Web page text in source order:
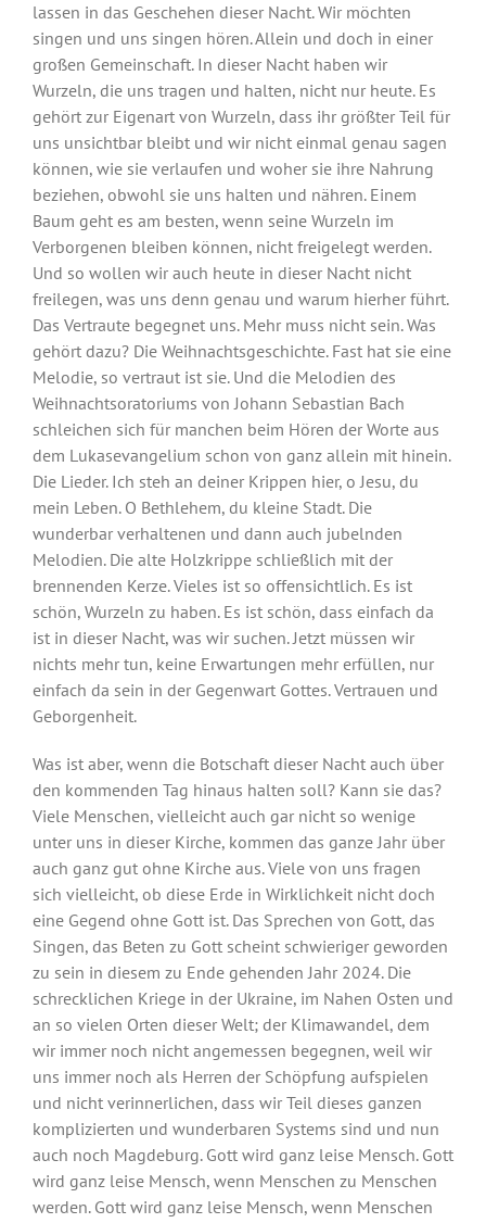
lassen in das Geschehen dieser Nacht. Wir möchten
singen und uns singen hören. Allein und doch in einer
großen Gemeinschaft. In dieser Nacht haben wir
Wurzeln, die uns tragen und halten, nicht nur heute. Es
gehört zur Eigenart von Wurzeln, dass ihr größter Teil für
uns unsichtbar bleibt und wir nicht einmal genau sagen
können, wie sie verlaufen und woher sie ihre Nahrung
beziehen, obwohl sie uns halten und nähren. Einem
Baum geht es am besten, wenn seine Wurzeln im
Verborgenen bleiben können, nicht freigelegt werden.
Und so wollen wir auch heute in dieser Nacht nicht
freilegen, was uns denn genau und warum hierher führt.
Das Vertraute begegnet uns. Mehr muss nicht sein. Was
gehört dazu? Die Weihnachtsgeschichte. Fast hat sie eine
Melodie, so vertraut ist sie. Und die Melodien des
Weihnachtsoratoriums von Johann Sebastian Bach
schleichen sich für manchen beim Hören der Worte aus
dem Lukasevangelium schon von ganz allein mit hinein.
Die Lieder. Ich steh an deiner Krippen hier, o Jesu, du
mein Leben. O Bethlehem, du kleine Stadt. Die
wunderbar verhaltenen und dann auch jubelnden
Melodien. Die alte Holzkrippe schließlich mit der
brennenden Kerze. Vieles ist so offensichtlich. Es ist
schön, Wurzeln zu haben. Es ist schön, dass einfach da
ist in dieser Nacht, was wir suchen. Jetzt müssen wir
nichts mehr tun, keine Erwartungen mehr erfüllen, nur
einfach da sein in der Gegenwart Gottes. Vertrauen und
Geborgenheit.
Was ist aber, wenn die Botschaft dieser Nacht auch über
den kommenden Tag hinaus halten soll? Kann sie das?
Viele Menschen, vielleicht auch gar nicht so wenige
unter uns in dieser Kirche, kommen das ganze Jahr über
auch ganz gut ohne Kirche aus. Viele von uns fragen
sich vielleicht, ob diese Erde in Wirklichkeit nicht doch
eine Gegend ohne Gott ist. Das Sprechen von Gott, das
Singen, das Beten zu Gott scheint schwieriger geworden
zu sein in diesem zu Ende gehenden Jahr 2024. Die
schrecklichen Kriege in der Ukraine, im Nahen Osten und
an so vielen Orten dieser Welt; der Klimawandel, dem
wir immer noch nicht angemessen begegnen, weil wir
uns immer noch als Herren der Schöpfung aufspielen
und nicht verinnerlichen, dass wir Teil dieses ganzen
komplizierten und wunderbaren Systems sind und nun
auch noch Magdeburg. Gott wird ganz leise Mensch. Gott
wird ganz leise Mensch, wenn Menschen zu Menschen
werden. Gott wird ganz leise Mensch, wenn Menschen